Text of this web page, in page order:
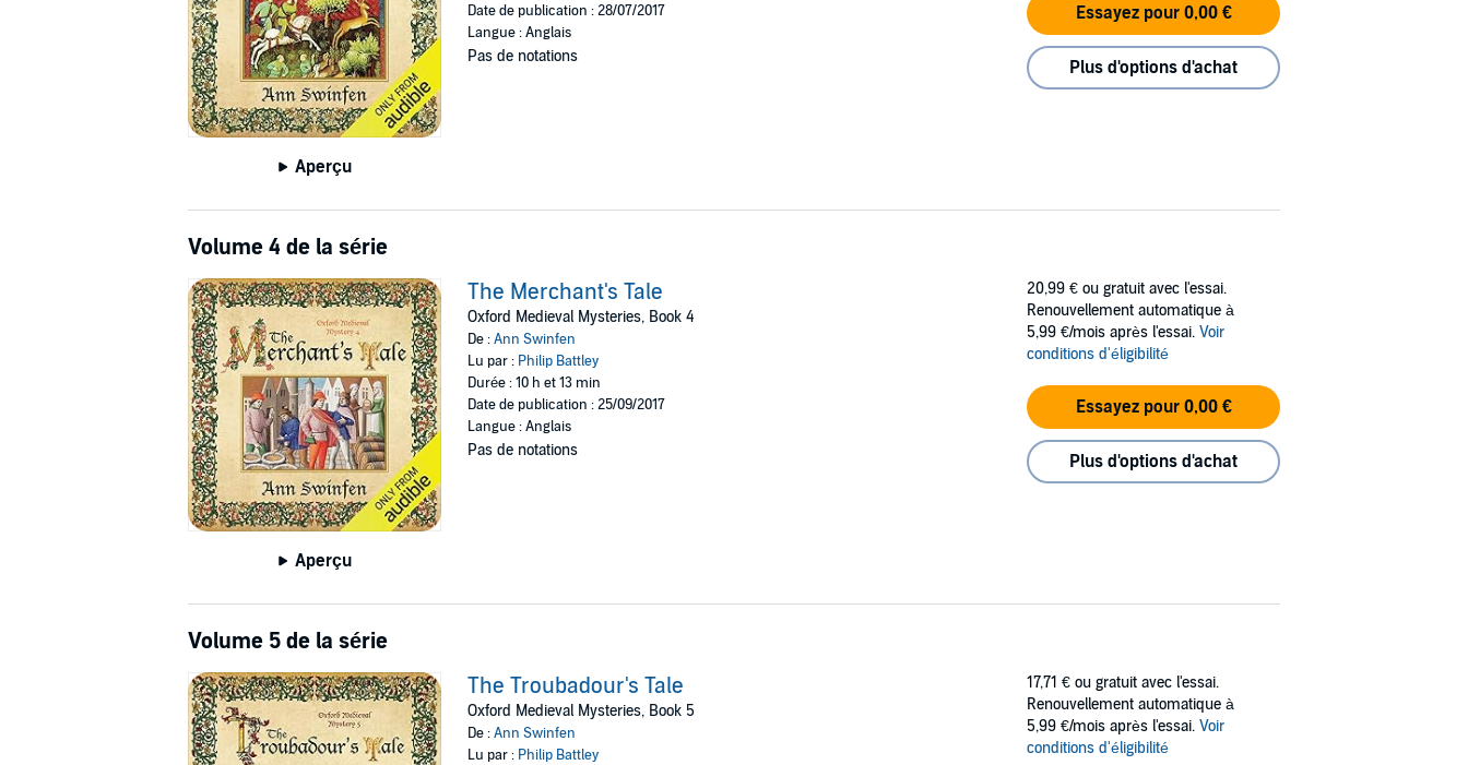
Aperçu
Date de publication : 28/07/2017
Langue : Anglais
Pas de notations
Essayez pour 0,00 €
Plus d'options d'achat
Volume 4 de la série
Aperçu
The Merchant's Tale
Oxford Medieval Mysteries, Book 4
De :Ann Swinfen
Lu par : Philip Battley
Durée : 10 h et 13 min
Date de publication : 25/09/2017
Langue : Anglais
Pas de notations
20,99 € ou gratuit avec l'essai.
Renouvellement automatique à
5,99 €/mois après l'essai. Voir
conditions d'éligibilité
Essayez pour 0,00 €
Plus d'options d'achat
Volume 5 de la série
The Troubadour's Tale
Oxford Medieval Mysteries, Book 5
De :Ann Swinfen
Lu par : Philip Battley
17,71 € ou gratuit avec l'essai.
Renouvellement automatique à
5,99 €/mois après l'essai. Voir
conditions d'éligibilité